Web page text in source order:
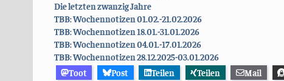
Die letzten zwanzig Jahre
TBB: Wochennotizen 01.02.-21.02.2026
TBB: Wochennotizen 18.01.-31.01.2026
TBB: Wochennotizen 04.01.-17.01.2026
TBB: Wochennotizen 28.12.2025-03.01.2026
Toot
Post Teilen Teilen Mail